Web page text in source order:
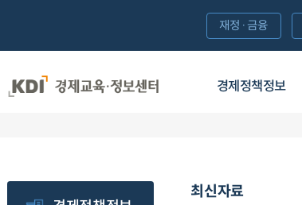
경제정책정보
재정·금융
최신자료